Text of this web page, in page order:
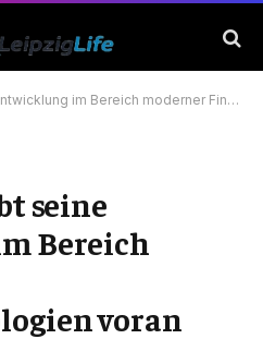
im Bereich moderner Finanztechnologien voran
seine
Bereich
voran